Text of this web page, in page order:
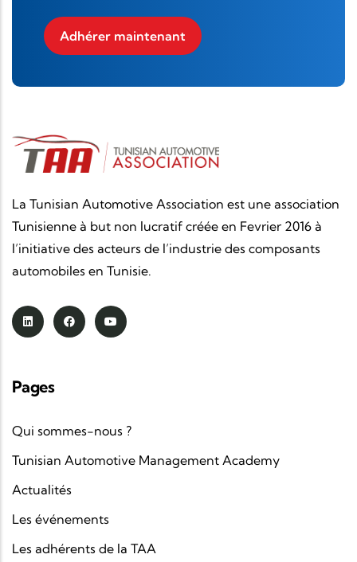
Adhérer maintenant
La Tunisian Automotive Association est une association
Tunisienne à but non lucratif créée en Fevrier 2016 à
l’initiative des acteurs de l’industrie des composants
automobiles en Tunisie.
Pages
Qui sommes-nous ?
Tunisian Automotive Management Academy
Actualités
Les événements
Les adhérents de la TAA